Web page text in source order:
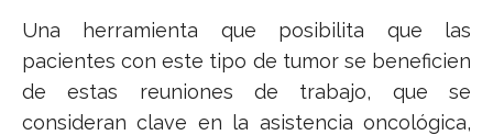
Una herramienta que posibilita que las
pacientes con este tipo de tumor se beneficien
de estas reuniones de trabajo, que se
consideran clave en la asistencia oncológica,